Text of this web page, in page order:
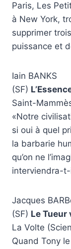
Paris, Les
à New York,
supprimer
puissance et
Iain BANKS
(SF)
Saint-
«Notre
si oui à quel
la barbarie
qu’on ne
interviendra-t-
Jacques
(SF) Le Tueur
La Volte
Quand Tony